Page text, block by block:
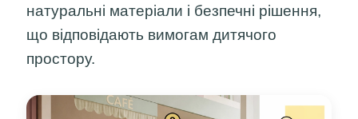
натуральні матеріали і безпечні рішення,
що відповідають вимогам дитячого
простору.